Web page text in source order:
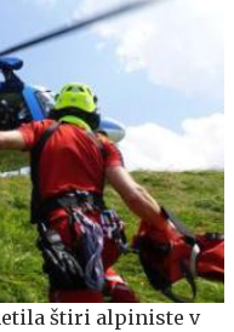
štiri alpiniste v